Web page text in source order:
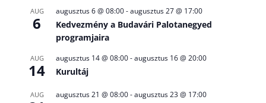
AUG
6
augusztus 6 @ 08:00-augusztus 27 @ 17:00
Kedvezmény a Budavári Palotanegyed
programjaira
AUG
14
augusztus 14 @ 08:00-augusztus 16 @ 20:00
Kurultáj
AUG augusztus 21 @ 08:00-augusztus 23 @ 17:00